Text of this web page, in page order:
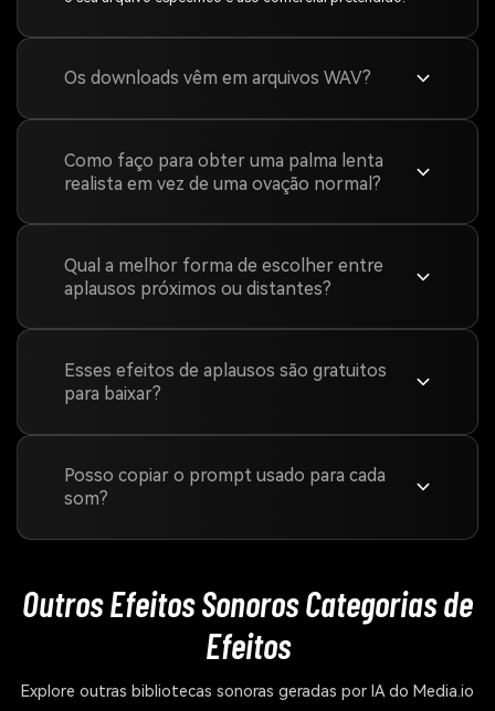
Os downloads vêm em arquivos WAV?
Como faço para obter uma palma lenta
realista em vez de uma ovação normal?
Qual a melhor forma de escolher entre
aplausos próximos ou distantes?
Esses efeitos de aplausos são gratuitos
para baixar?
Posso copiar o prompt usado para cada
som?
Outros Efeitos SonorosCategorias de
Efeitos
Explore outras bibliotecas sonoras geradas por IA do Media.io